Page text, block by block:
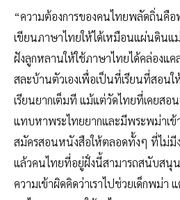
“ความต้องการของคนไทยพลัดถิ่นคือ
เขียนภาษาไทยให้ได้เหมือนแผ่นดินแ
ฝังลูกหลานให้ใช้ภาษาไทยได้คล่องแค
สละบ้านตัวเองเพื่อเป็นที่เรียนที่สอน
เรียนยากเต็มที แม้แต่วัดไทยที่เคยสอ
แทบหาพระไทยยากและมีพระพม่าเข้
สมัครสอนหนังสือให้ตลอดทั้งๆ ที่ไม่
แล้วคนไทยที่อยู่ฝั่งนี้สามารถสนับสนุ
ความเข้าผิดคิดว่าเราไปช่วยเด็กพม่า